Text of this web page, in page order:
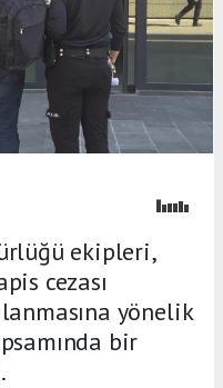
ekipleri,
cezası
yönelik
bir